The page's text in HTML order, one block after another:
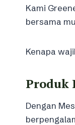
Kami
bersama
Kenapa
Produk
Dengan